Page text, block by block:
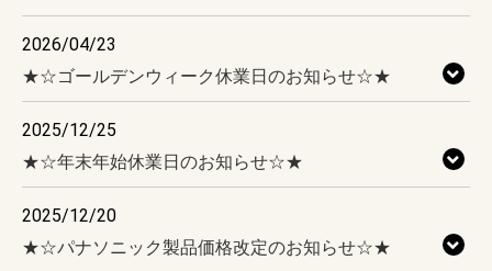
2026/04/23
★☆ゴールデンウィーク休業日のお知らせ☆★
2025/12/25
★☆年末年始休業日のお知らせ☆★
2025/12/20
★☆パナソニック製品価格改定のお知らせ☆★